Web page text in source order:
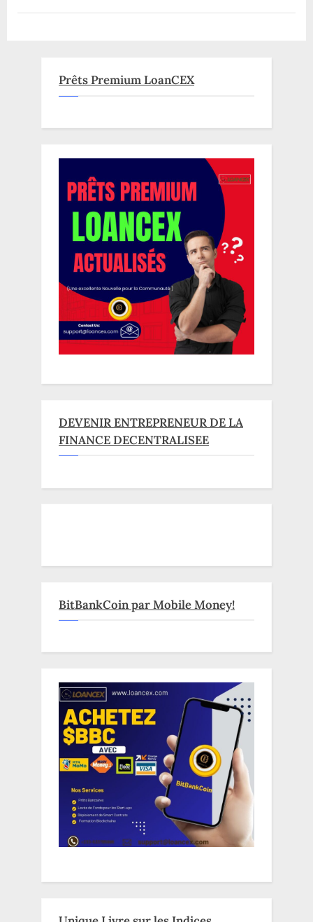
Etats-
Prêts Premium LoanCEX
DEVENIR ENTREPRENEUR DE LA
FINANCE DECENTRALISEE
BitBankCoin par Mobile Money!